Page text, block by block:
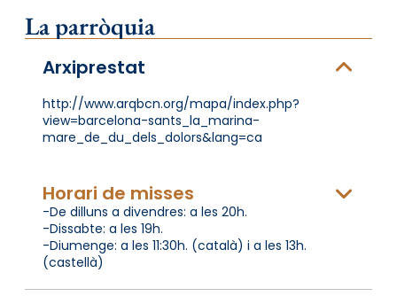
La parròquia
Arxiprestat
http://www.arqbcn.org/mapa/index.php?
view=barcelona-sants_la_marina-
mare_de_du_dels_dolors&lang=ca
Horari de misses
-De dilluns a divendres: a les 20h.
-Dissabte: a les 19h.
-Diumenge: a les 11:30h. (català) i a les 13h.
(castellà)